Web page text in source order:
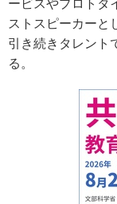
ービスやプロトタ
ストスピーカーと
引き続きタレント
る。